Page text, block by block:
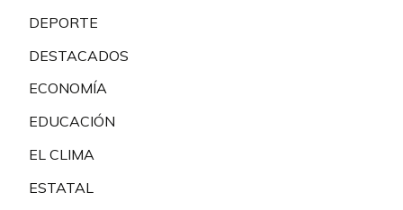
DEPORTE
DESTACADOS
ECONOMÍA
EDUCACIÓN
EL CLIMA
ESTATAL